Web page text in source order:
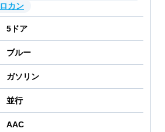
ロカン
5 ドア
ブルー
ガソリン
並行
AAC